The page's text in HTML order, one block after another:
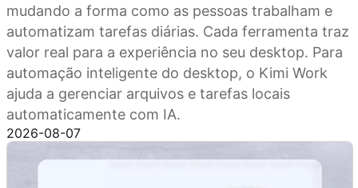
mudando a forma como as pessoas trabalham e
automatizam tarefas diárias. Cada ferramenta traz
valor real para a experiência no seu desktop. Para
automação inteligente do desktop, o Kimi Work
ajuda a gerenciar arquivos e tarefas locais
automaticamente com IA.
2026-08-07